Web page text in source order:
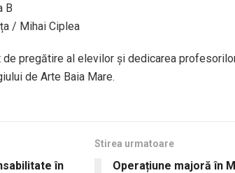
B
/ Mihai Ciplea
pregătire al elevilor și dedicarea
de Arte Baia Mare.
în
Stirea urmatoare
Operațiune majoră în